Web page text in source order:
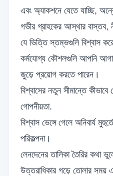
এবং অ্যাকশনে যেতে যাচ্ছি,
গভীর গ্রাহকের আস্থার বাস্তব,
যে ভিত্তি স্তম্ভগুলি বিশ্বাস
কর্মযোগ্য কৌশলগুলি আপনি
জুড়ে প্রয়োগ করতে পারেন।
বিশ্বাসের নতুন সীমান্তে কীভাবে
গোপনীয়তা.
বিশ্বাস ভেঙ্গে গেলে অনিবার্য
পরিকল্পনা।
লেনদেনের তালিকা তৈরির কথা
উত্তরাধিকার গড়ে তোলার সময়